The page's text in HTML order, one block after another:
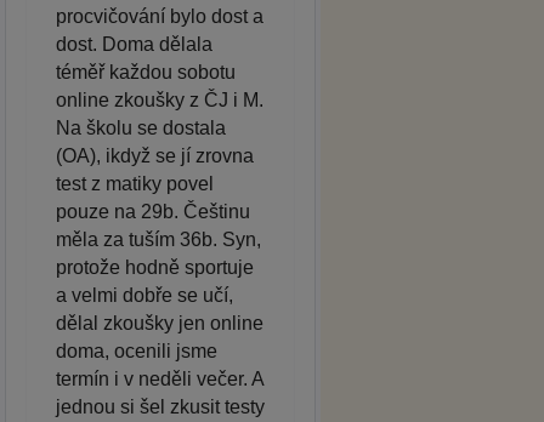
procvičování bylo dost a
dost. Doma dělala
téměř každou sobotu
online zkoušky z ČJ i M.
Na školu se dostala
(OA), ikdyž se jí zrovna
test z matiky povel
pouze na 29b. Češtinu
měla za tuším 36b. Syn,
protože hodně sportuje
a velmi dobře se učí,
dělal zkoušky jen online
doma, ocenili jsme
termín i v neděli večer. A
jednou si šel zkusit testy